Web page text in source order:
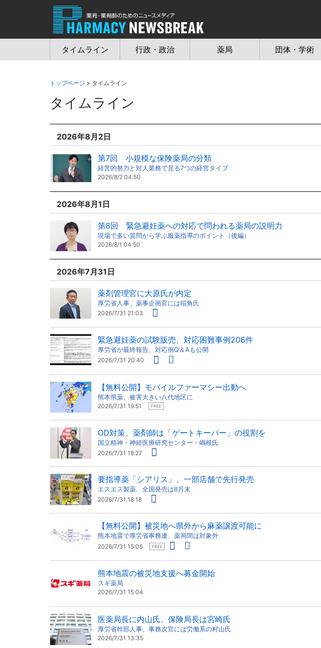
タイムライン 行政・政治 薬局 団体・学術
トップページ > タイムライン
タイムライン
2026年8月2日
第7回 小規模な保険薬局の分類
経営的努力と対人業務で見る7つの経営タイプ
2026/8/2 04:50
2026年8月1日
第8回 緊急避妊薬への対応で問われる薬局の説明力
現場で多い質問から学ぶ服薬指導のポイント（後編）
2026/8/1 04:50
2026年7月31日
薬剤管理官に大原氏が内定
厚労省人事、薬事企画官には稲角氏
2026/7/31 21:03
緊急避妊薬の試験販売、対応困難事例206件
厚労省が最終報告、対応例Q＆Aも公開
2026/7/31 20:40
【無料公開】モバイルファーマシー出動へ
熊本県薬、被害大きい八代地区に
2026/7/31 19:51 FREE
OD対策、薬剤師は「ゲートキーパー」の役割を
国立精神・神経医療研究センター・嶋根氏
2026/7/31 18:27
要指導薬「シアリス」、一部店舗で先行発売
エスエス製薬、全国発売は8月末
2026/7/31 18:18
【無料公開】被災地へ県外から麻薬譲渡可能に
熊本地震で厚労省事務連、薬局間は対象外
2026/7/31 15:05 FREE
熊本地震の被災地支援へ募金開始
スギ薬局
2026/7/31 15:04
医薬局長に内山氏、保険局長は宮崎氏
厚労省幹部人事、事務次官には労働系の村山氏
2026/7/31 13:35